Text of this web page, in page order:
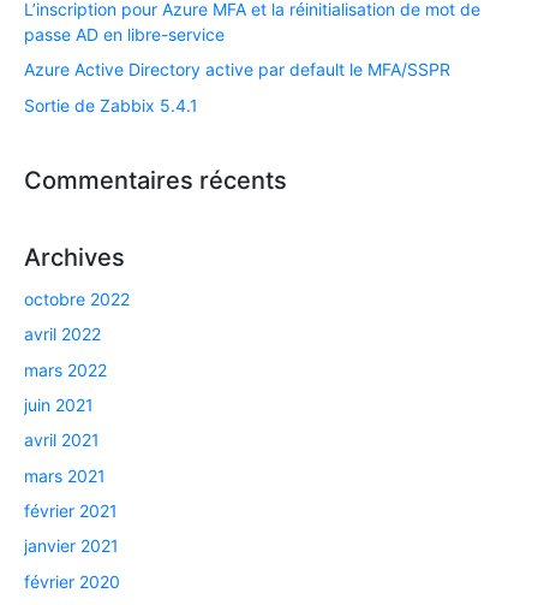
L’inscription pour Azure MFA et la réinitialisation de mot de
passe AD en libre-service
Azure Active Directory active par default le MFA/SSPR
Sortie de Zabbix 5.4.1
Commentaires récents
Archives
octobre 2022
avril 2022
mars 2022
juin 2021
avril 2021
mars 2021
février 2021
janvier 2021
février 2020